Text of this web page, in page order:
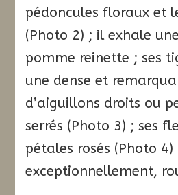
pédoncules floraux et
(Photo 2) ; il exhale
pomme reinette ; ses
une dense et
d’aiguillons droits ou
serrés (Photo 3) ; ses
pétales rosés (Photo
exceptionnellement,